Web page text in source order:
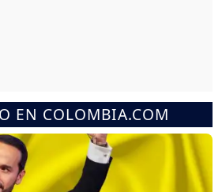
EN COLOMBIA.COM